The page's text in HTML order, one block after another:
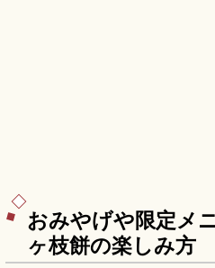
おみやげや限定メ
ヶ枝餅の楽しみ方